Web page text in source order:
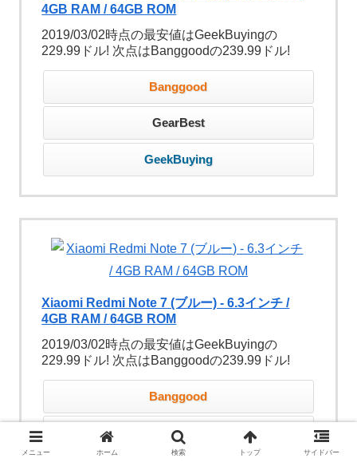
4GB RAM / 64GB ROM
2019/03/02時点の最安値はGeekBuyingの
229.99ドル! 次点はBanggoodの239.99ドル!
Banggood
GearBest
GeekBuying
Xiaomi Redmi Note 7 (ブルー) - 6.3インチ /
4GB RAM / 64GB ROM
2019/03/02時点の最安値はGeekBuyingの
229.99ドル! 次点はBanggoodの239.99ドル!
Banggood
GearBest
メニュー ホーム 検索 トップ サイドバー